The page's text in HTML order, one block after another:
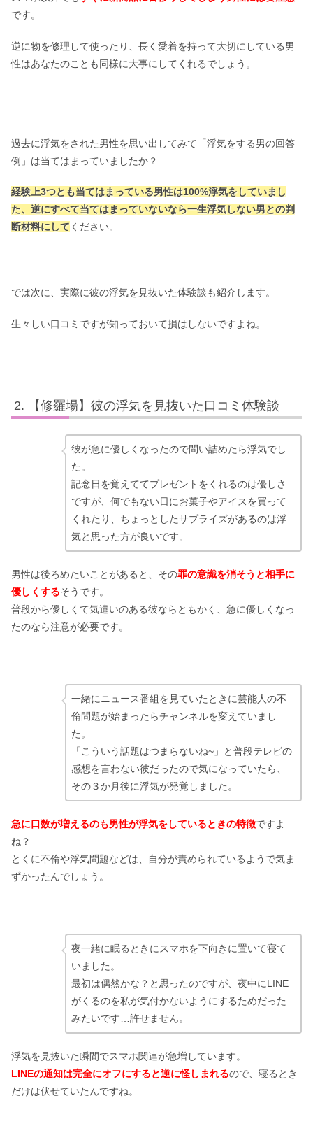
です。
逆に物を修理して使ったり、長く愛着を持って大切にしている男
性はあなたのことも同様に大事にしてくれるでしょう。
過去に浮気をされた男性を思い出してみて「浮気をする男の回答
例」は当てはまっていましたか？
経験上3つとも当てはまっている男性は100%浮気をしていまし
た、逆にすべて当てはまっていないなら一生浮気しない男との判
断材料にしてください。
では次に、実際に彼の浮気を見抜いた体験談も紹介します。
生々しい口コミですが知っておいて損はしないですよね。
【修羅場】彼の浮気を見抜いた口コミ体験談
彼が急に優しくなったので問い詰めたら浮気でし
た。
記念日を覚えててプレゼントをくれるのは優しさ
ですが、何でもない日にお菓子やアイスを買って
くれたり、ちょっとしたサプライズがあるのは浮
気と思った方が良いです。
男性は後ろめたいことがあると、その罪の意識を消そうと相手に
優しくするそうです。
普段から優しくて気遣いのある彼ならともかく、急に優しくなっ
たのなら注意が必要です。
一緒にニュース番組を見ていたときに芸能人の不
倫問題が始まったらチャンネルを変えていまし
た。
「こういう話題はつまらないね~」と普段テレビの
感想を言わない彼だったので気になっていたら、
その３か月後に浮気が発覚しました。
急に口数が増えるのも男性が浮気をしているときの特徴ですよ
ね？
とくに不倫や浮気問題などは、自分が責められているようで気ま
ずかったんでしょう。
夜一緒に眠るときにスマホを下向きに置いて寝て
いました。
最初は偶然かな？と思ったのですが、夜中にLINE
がくるのを私が気付かないようにするためだった
みたいです…許せません。
浮気を見抜いた瞬間でスマホ関連が急増しています。
LINEの通知は完全にオフにすると逆に怪しまれるので、寝るとき
だけは伏せていたんですね。